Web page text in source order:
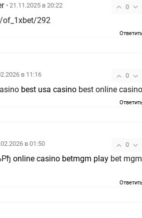
0
• 21.11.2025 в 20:22
292
0
в 11:16
best usa casino best online casino
0
в 01:50
online casino betmgm play bet mgm